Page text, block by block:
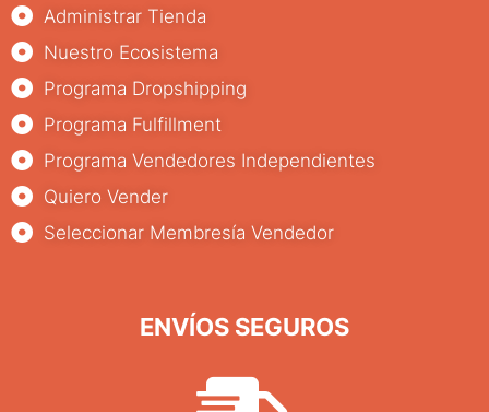
Administrar Tienda
Nuestro Ecosistema
Programa Dropshipping
Programa Fulfillment
Programa Vendedores Independientes
Quiero Vender
Seleccionar Membresía Vendedor
ENVÍOS SEGUROS